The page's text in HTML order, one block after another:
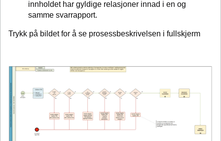
innholdet har gyldige relasjoner innad i en og
samme svarrapport.
Trykk på bildet for å se prosessbeskrivelsen i fullskjerm